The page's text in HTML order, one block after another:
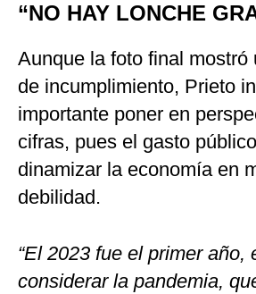
“NO HAY LONCHE
Aunque la foto final mostró
de incumplimiento, Prieto
importante poner en
cifras, pues el gasto
dinamizar la economía en
debilidad.
“El 2023 fue el primer año,
considerar la pandemia,